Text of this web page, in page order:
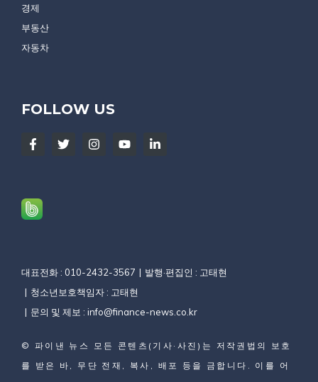
경제
부동산
자동차
FOLLOW US
대표전화 : 010-2432-3567
발행·편집인 : 고태현
청소년보호책임자 : 고태현
문의 및 제보 : info@finance-news.co.kr
© 파이낸 뉴스
모든 콘텐츠(기사·사진)는 저작권법의 보호
를 받은 바, 무단 전재, 복사, 배포 등을 금합니다. 이를 어